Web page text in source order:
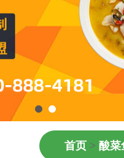
首页 > 酸菜